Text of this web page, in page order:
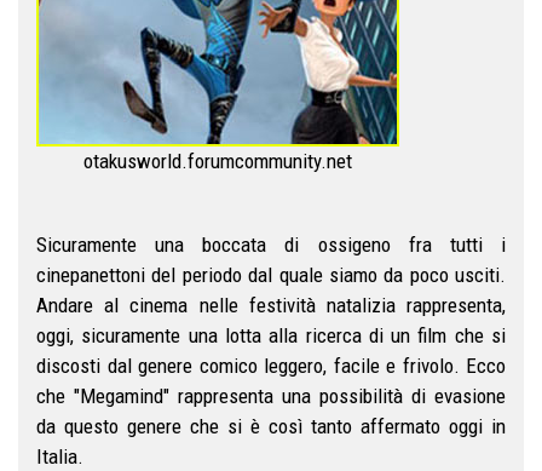
otakusworld.forumcommunity.net
Sicuramente una boccata di ossigeno fra tutti i
cinepanettoni del periodo dal quale siamo da poco usciti.
Andare al cinema nelle festività natalizia rappresenta,
oggi, sicuramente una lotta alla ricerca di un film che si
discosti dal genere comico leggero, facile e frivolo. Ecco
che "Megamind" rappresenta una possibilità di evasione
da questo genere che si è così tanto affermato oggi in
Italia.